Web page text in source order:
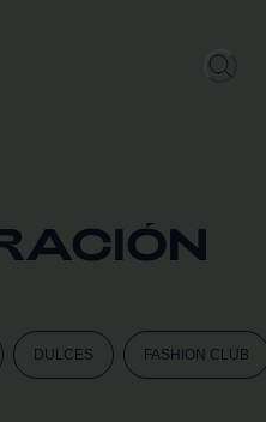
DULCES FASHION CLUB